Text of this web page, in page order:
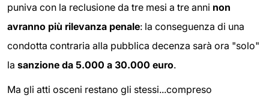
puniva con la reclusione da tre mesi a tre anni non
avranno più rilevanza penale: la conseguenza di una
condotta contraria alla pubblica decenza sarà ora "solo"
la sanzione da 5.000 a 30.000 euro.
Ma gli atti osceni restano gli stessi...compreso